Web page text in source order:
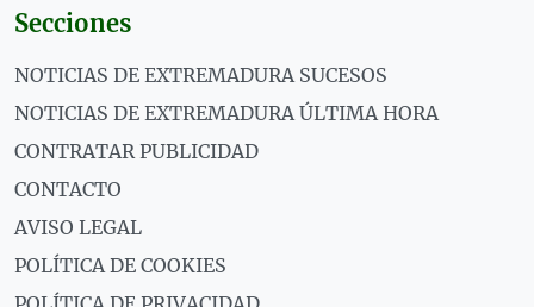
Secciones
NOTICIAS DE EXTREMADURA SUCESOS
NOTICIAS DE EXTREMADURA ÚLTIMA HORA
CONTRATAR PUBLICIDAD
CONTACTO
AVISO LEGAL
POLÍTICA DE COOKIES